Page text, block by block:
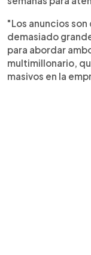
"Los anuncios
demasiado
para abordar
multimillonario,
masivos en la